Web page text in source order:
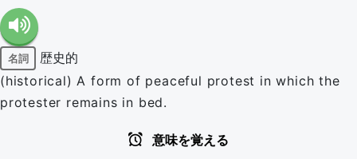
名詞
歴史的
(historical) A form of peaceful protest in which the
protester remains in bed.
意味を覚える